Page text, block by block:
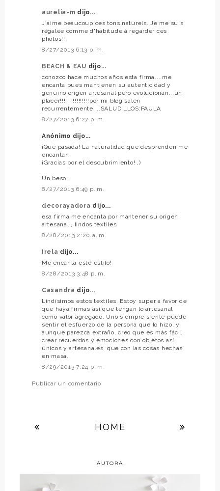
aurelia-m dijo...
J'aime beaucoup ces tons naturels. Je me suis
régalée comme d'habitude à regarder ces
photos!!
8/27/2013 6:13 p. m.
BEACH & EAU dijo...
conozco hace muchos años esta firma....me
encanta,pues mantienen su autenticidad y
genuíno origen artesanal pero evolucionan...un
placer!!!!!!!!!!!!!!!!por mi blog salen
recurrentemente....SALUDILLOS:PAULA
8/27/2013 6:27 p. m.
Anónimo dijo...
¡Qué pasada! La naturalidad que desprenden me
encantan
¡Gracias por el descubrimiento! ,)
Un beso,
8/27/2013 6:49 p. m.
decorayadora dijo...
esa firma me encanta por mantener su origen
artesanal , lindos textiles
8/28/2013 2:20 a. m.
Irela dijo...
Me encanta este estilo!
8/28/2013 3:48 p. m.
Casandra dijo...
Lindísimos estos textiles. Estoy super a favor de
que haya firmas así que tengan lo artesanal
como valor agregado. Uno siempre siente puede
sentir el esfuerzo de la persona que lo hizo, y
aunque parezca extraño, creo que es más fácil
crear recuerdos y emociones con objetos así,
únicos y artesanales, que con las cosas hechas
en masa.
8/29/2013 7:24 p. m.
Publicar un comentario
HOME
AUTORA